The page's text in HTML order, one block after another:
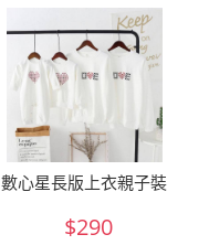
數心星長版上衣親子裝
$290